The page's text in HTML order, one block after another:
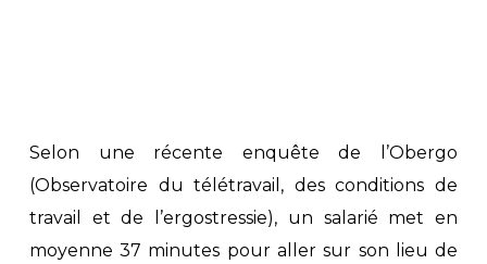
Selon une récente enquête de l’Obergo
(Observatoire du télétravail, des conditions de
travail et de l’ergostressie), un salarié met en
moyenne 37 minutes pour aller sur son lieu de